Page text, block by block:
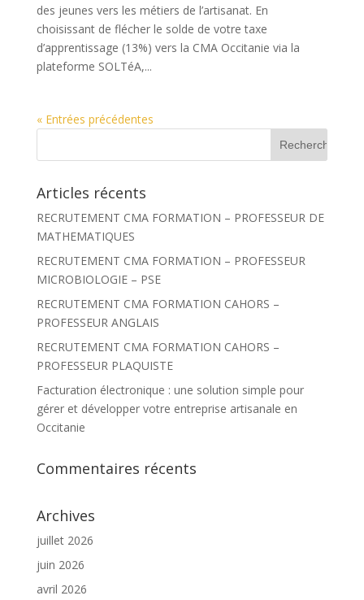
des jeunes vers les métiers de l’artisanat. En
choisissant de flécher le solde de votre taxe
d’apprentissage (13%) vers la CMA Occitanie via la
plateforme SOLTéA,...
« Entrées précédentes
c
e
c
h
r
:
Articles récents
RECRUTEMENT CMA FORMATION – PROFESSEUR DE
MATHEMATIQUES
RECRUTEMENT CMA FORMATION – PROFESSEUR
MICROBIOLOGIE – PSE
RECRUTEMENT CMA FORMATION CAHORS –
PROFESSEUR ANGLAIS
RECRUTEMENT CMA FORMATION CAHORS –
PROFESSEUR PLAQUISTE
Facturation électronique : une solution simple pour
gérer et développer votre entreprise artisanale en
Occitanie
Commentaires récents
Archives
juillet 2026
juin 2026
avril 2026